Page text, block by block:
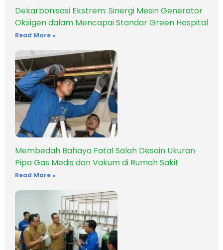
Dekarbonisasi Ekstrem: Sinergi Mesin Generator
Oksigen dalam Mencapai Standar Green Hospital
Read More »
Membedah Bahaya Fatal Salah Desain Ukuran
Pipa Gas Medis dan Vakum di Rumah Sakit
Read More »